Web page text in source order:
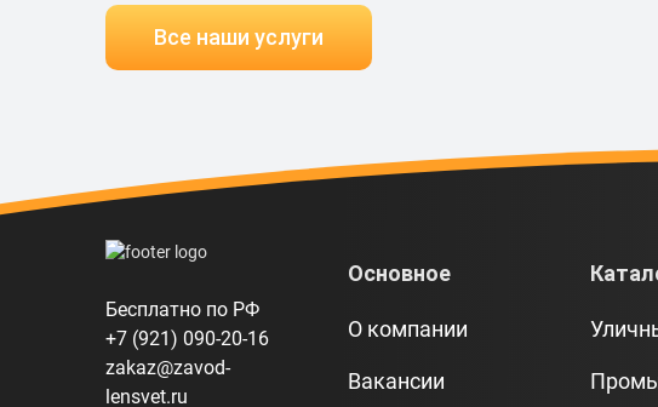
Все наши услуги
Бесплатно по РФ
+7 (921) 090-20-16
zakaz@zavod-
lensvet.ru
Основное
О компании
Вакансии